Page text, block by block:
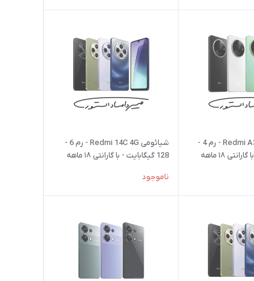
شیائومی Redmi A3X 4G - رم 4 -
128 گیگابایت - با گارانتی ۱۸ ماهه
شیائومی Redmi 14C 4G - رم 6 -
128 گیگابایت - با گارانتی ۱۸ ماهه
ناموجود